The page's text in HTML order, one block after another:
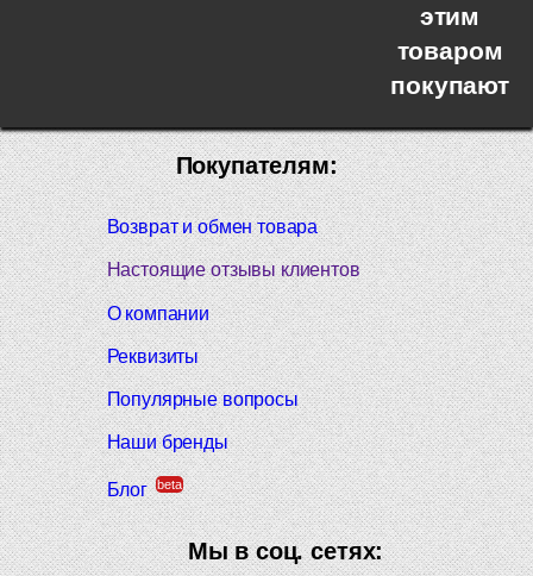
этим
товаром
покупают
Покупателям:
Возврат и обмен товара
Настоящие отзывы клиентов
О компании
Реквизиты
Популярные вопросы
Наши бренды
Блог beta
Мы в соц. сетях: